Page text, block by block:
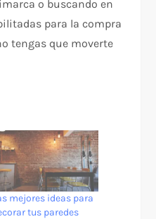
o buscando en
para la compra
tengas que moverte
mejores ideas para
tus paredes